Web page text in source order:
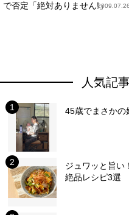
で否定「絶対ありません!」2009.07.26
人気記
45歳でまさかの
ジュワッと旨い
絶品レシピ3選